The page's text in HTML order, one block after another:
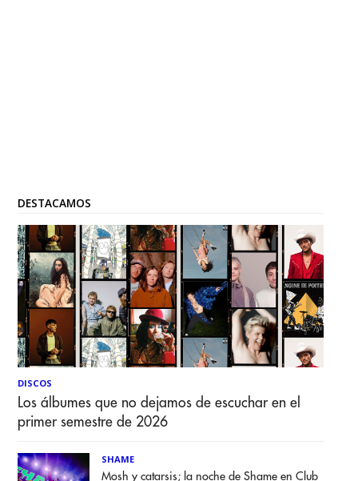
DESTACAMOS
DISCOS
Los álbumes que no dejamos de escuchar en el
primer semestre de 2026
SHAME
Mosh y catarsis; la noche de Shame en Club